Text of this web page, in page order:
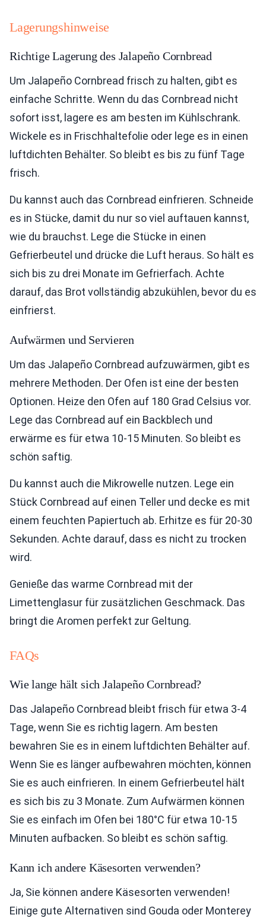
Lagerungshinweise
Richtige Lagerung des Jalapeño Cornbread
Um Jalapeño Cornbread frisch zu halten, gibt es
einfache Schritte. Wenn du das Cornbread nicht
sofort isst, lagere es am besten im Kühlschrank.
Wickele es in Frischhaltefolie oder lege es in einen
luftdichten Behälter. So bleibt es bis zu fünf Tage
frisch.
Du kannst auch das Cornbread einfrieren. Schneide
es in Stücke, damit du nur so viel auftauen kannst,
wie du brauchst. Lege die Stücke in einen
Gefrierbeutel und drücke die Luft heraus. So hält es
sich bis zu drei Monate im Gefrierfach. Achte
darauf, das Brot vollständig abzukühlen, bevor du es
einfrierst.
Aufwärmen und Servieren
Um das Jalapeño Cornbread aufzuwärmen, gibt es
mehrere Methoden. Der Ofen ist eine der besten
Optionen. Heize den Ofen auf 180 Grad Celsius vor.
Lege das Cornbread auf ein Backblech und
erwärme es für etwa 10-15 Minuten. So bleibt es
schön saftig.
Du kannst auch die Mikrowelle nutzen. Lege ein
Stück Cornbread auf einen Teller und decke es mit
einem feuchten Papiertuch ab. Erhitze es für 20-30
Sekunden. Achte darauf, dass es nicht zu trocken
wird.
Genieße das warme Cornbread mit der
Limettenglasur für zusätzlichen Geschmack. Das
bringt die Aromen perfekt zur Geltung.
FAQs
Wie lange hält sich Jalapeño Cornbread?
Das Jalapeño Cornbread bleibt frisch für etwa 3-4
Tage, wenn Sie es richtig lagern. Am besten
bewahren Sie es in einem luftdichten Behälter auf.
Wenn Sie es länger aufbewahren möchten, können
Sie es auch einfrieren. In einem Gefrierbeutel hält
es sich bis zu 3 Monate. Zum Aufwärmen können
Sie es einfach im Ofen bei 180°C für etwa 10-15
Minuten aufbacken. So bleibt es schön saftig.
Kann ich andere Käsesorten verwenden?
Ja, Sie können andere Käsesorten verwenden!
Einige gute Alternativen sind Gouda oder Monterey